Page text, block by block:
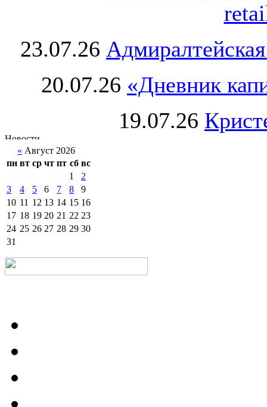
23.07.26
20.07.26 «Дневник
19.07.26
« Август 2026
пн вт ср чт пт сб вс
1
2
3
4 5 6 7 8
9
10 11 12 13 14 15 16
17 18 19 20 21 22 23
24 25 26 27 28 29 30
31